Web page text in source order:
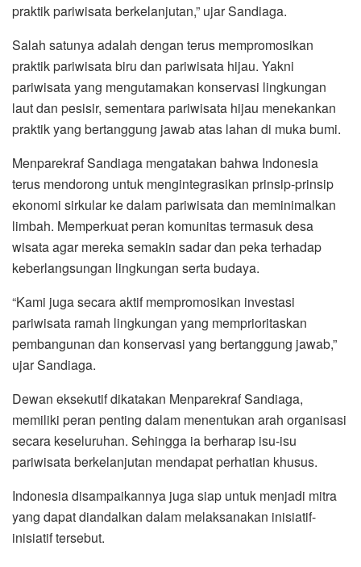
praktik pariwisata berkelanjutan,” ujar Sandiaga.
Salah satunya adalah dengan terus mempromosikan
praktik pariwisata biru dan pariwisata hijau. Yakni
pariwisata yang mengutamakan konservasi lingkungan
laut dan pesisir, sementara pariwisata hijau menekankan
praktik yang bertanggung jawab atas lahan di muka bumi.
Menparekraf Sandiaga mengatakan bahwa Indonesia
terus mendorong untuk mengintegrasikan prinsip-prinsip
ekonomi sirkular ke dalam pariwisata dan meminimalkan
limbah. Memperkuat peran komunitas termasuk desa
wisata agar mereka semakin sadar dan peka terhadap
keberlangsungan lingkungan serta budaya.
“Kami juga secara aktif mempromosikan investasi
pariwisata ramah lingkungan yang memprioritaskan
pembangunan dan konservasi yang bertanggung jawab,”
ujar Sandiaga.
Dewan eksekutif dikatakan Menparekraf Sandiaga,
memiliki peran penting dalam menentukan arah organisasi
secara keseluruhan. Sehingga ia berharap isu-isu
pariwisata berkelanjutan mendapat perhatian khusus.
Indonesia disampaikannya juga siap untuk menjadi mitra
yang dapat diandalkan dalam melaksanakan inisiatif-
inisiatif tersebut.